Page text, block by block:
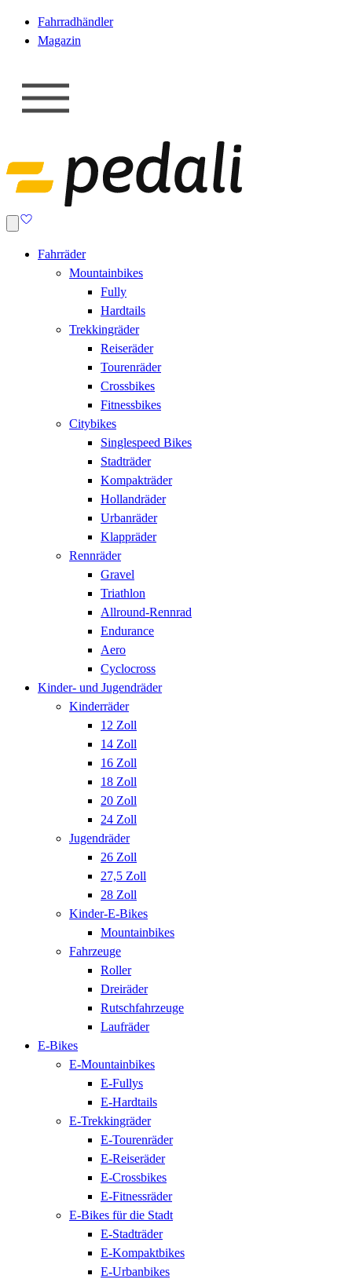
Fahrradhändler
Magazin
Fahrräder
Mountainbikes
Fully
Hardtails
Trekkingräder
Reiseräder
Tourenräder
Crossbikes
Fitnessbikes
Citybikes
Singlespeed Bikes
Stadträder
Kompakträder
Hollandräder
Urbanräder
Klappräder
Rennräder
Gravel
Triathlon
Allround-Rennrad
Endurance
Aero
Cyclocross
Kinder- und Jugendräder
Kinderräder
12 Zoll
14 Zoll
16 Zoll
18 Zoll
20 Zoll
24 Zoll
Jugendräder
26 Zoll
27,5 Zoll
28 Zoll
Kinder-E-Bikes
Mountainbikes
Fahrzeuge
Roller
Dreiräder
Rutschfahrzeuge
Laufräder
E-Bikes
E-Mountainbikes
E-Fullys
E-Hardtails
E-Trekkingräder
E-Tourenräder
E-Reiseräder
E-Crossbikes
E-Fitnessräder
E-Bikes für die Stadt
E-Stadträder
E-Kompaktbikes
E-Urbanbikes